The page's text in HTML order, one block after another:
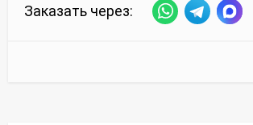
Заказать через: